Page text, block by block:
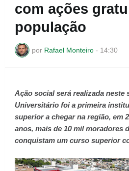
com ações
população
por Rafael Monteiro - 14:30
Ação social será realizada neste
Universitário foi a primeira
superior a chegar na região, em
anos, mais de 10 mil moradores
conquistam um curso superior